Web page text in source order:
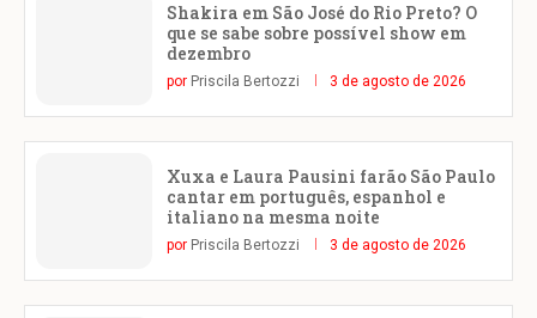
Shakira em São José do Rio Preto? O
que se sabe sobre possível show em
dezembro
por Priscila Bertozzi 3 de agosto de 2026
Xuxa e Laura Pausini farão São Paulo
cantar em português, espanhol e
italiano na mesma noite
por Priscila Bertozzi 3 de agosto de 2026